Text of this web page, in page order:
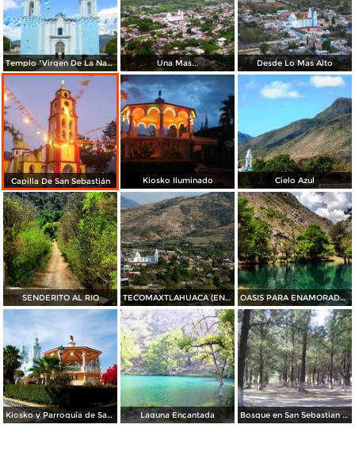
Templo "Virgen De La Natividad" Una Mas... Desde Lo Mas Alto
Capilla De San Sebastián Kiosko Iluminado Cielo Azul
SENDERITO AL RIO TECOMAXTLAHUACA (EN EL VALLE DE LOS TECOMATES) OASIS PARA ENAMORADOS
Kiosko y Parroquia de San Sebastián Tecomaxtlahuaca Laguna Encantada Bosque en San Sebastian Tecomaxtlahuaca